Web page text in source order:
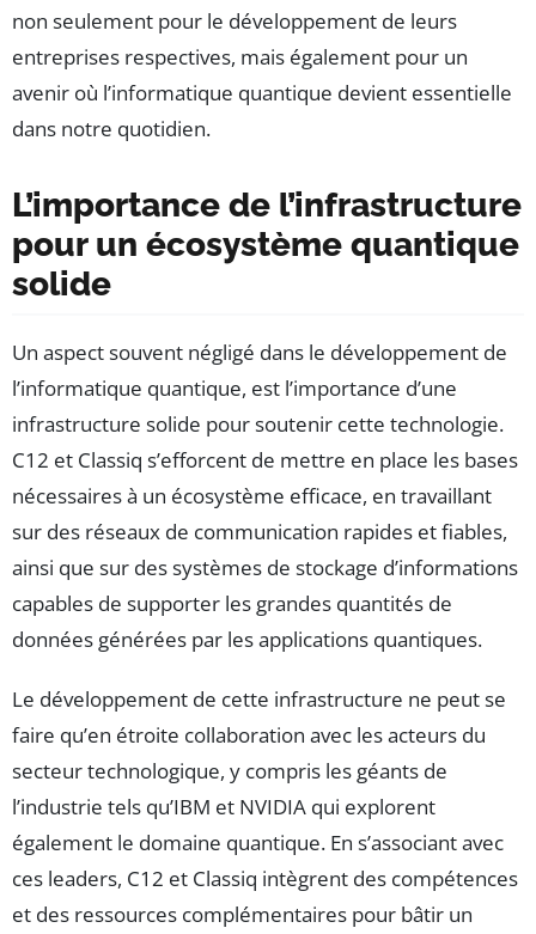
non seulement pour le développement de leurs
entreprises respectives, mais également pour un
avenir où l’informatique quantique devient essentielle
dans notre quotidien.
L’importance de l’infrastructure
pour un écosystème quantique
solide
Un aspect souvent négligé dans le développement de
l’informatique quantique, est l’importance d’une
infrastructure solide pour soutenir cette technologie.
C12 et Classiq s’efforcent de mettre en place les bases
nécessaires à un écosystème efficace, en travaillant
sur des réseaux de communication rapides et fiables,
ainsi que sur des systèmes de stockage d’informations
capables de supporter les grandes quantités de
données générées par les applications quantiques.
Le développement de cette infrastructure ne peut se
faire qu’en étroite collaboration avec les acteurs du
secteur technologique, y compris les géants de
l’industrie tels qu’IBM et NVIDIA qui explorent
également le domaine quantique. En s’associant avec
ces leaders, C12 et Classiq intègrent des compétences
et des ressources complémentaires pour bâtir un